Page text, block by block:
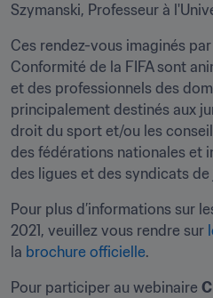
Szymanski, Professeur à
Ces rendez-vous imaginés
Conformité de la FIFA sont
et des professionnels des
principalement destinés aux
droit du sport et/ou les
des fédérations nationales et
des ligues et des syndicats de
Pour plus d’informations sur
2021, veuillez vous rendre sur
la brochure officielle.
Pour participer au webinaire